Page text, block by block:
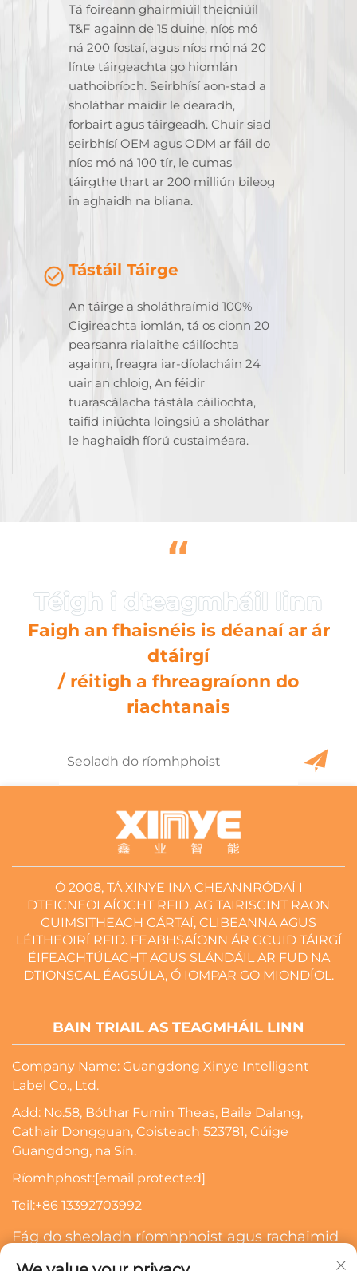
Tá foireann ghairmiúil theicniúil
T&F againn de 15 duine, níos mó
ná 200 fostaí, agus níos mó ná 20
línte táirgeachta go hiomlán
uathoibríoch. Seirbhísí aon-stad a
sholáthar maidir le dearadh,
forbairt agus táirgeadh. Chuir siad
seirbhísí OEM agus ODM ar fáil do
níos mó ná 100 tír, le cumas
táirgthe thart ar 200 milliún bileog
in aghaidh na bliana.
Tástáil Táirge
An táirge a sholáthraímid 100%
Cigireachta iomlán, tá os cionn 20
pearsanra rialaithe cáilíochta
againn, freagra iar-díolacháin 24
uair an chloig, An féidir
tuarascálacha tástála cáilíochta,
taifid iniúchta loingsiú a sholáthar
le haghaidh fíorú custaiméara.
“
Faigh an fhaisnéis is déanaí ar ár
dtáirgí
/ réitigh a fhreagraíonn do
riachtanais
Ó 2008, TÁ XINYE INA CHEANNRÓDAÍ I
DTEICNEOLAÍOCHT RFID, AG TAIRISCINT RAON
CUIMSITHEACH CÁRTAÍ, CLIBEANNA AGUS
LÉITHEOIRÍ RFID. FEABHSAÍONN ÁR GCUID TÁIRGÍ
ÉIFEACHTÚLACHT AGUS SLÁNDÁIL AR FUD NA
DTIONSCAL ÉAGSÚLA, Ó IOMPAR GO MIONDÍOL.
BAIN TRIAIL AS TEAGMHÁIL LINN
Company Name: Guangdong Xinye Intelligent
Label Co., Ltd.
Add: No.58, Bóthar Fumin Theas, Baile Dalang,
Cathair Dongguan, Coisteach 523781, Cúige
Guangdong, na Sín.
Ríomhphost:[email protected]
Teil:+86 13392703992
Fág do sheoladh ríomhphoist agus rachaimid